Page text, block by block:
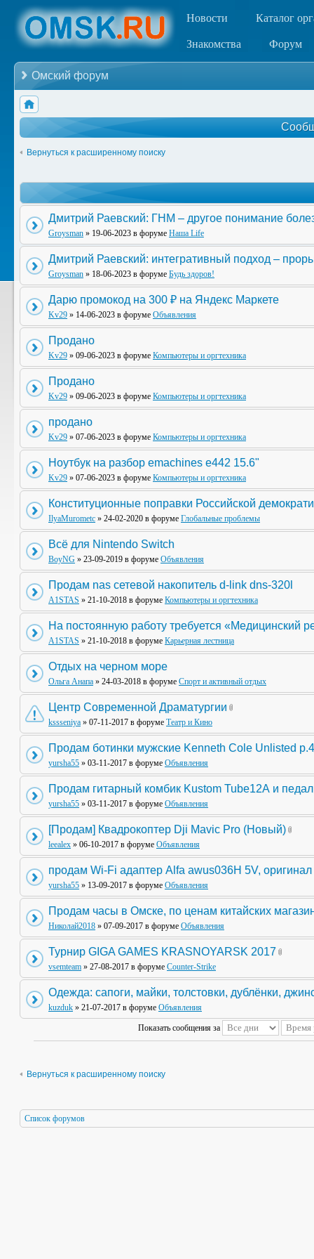
Новости Каталог
Знакомства Форум
Омский форум
Вернуться к расширенному поиску
Дмитрий Раевский: ГНМ – другое понимание
Groysman » 19-06-2023 в форуме Наша Life
Дмитрий Раевский: интегративный подход –
Groysman » 18-06-2023 в форуме Будь здоров!
Дарю промокод на 300 ₽ на Яндекс Маркете
Kv29 » 14-06-2023 в форуме Объявления
Продано
Kv29 » 09-06-2023 в форуме Компьютеры и оргтехника
Продано
Kv29 » 09-06-2023 в форуме Компьютеры и оргтехника
продано
Kv29 » 07-06-2023 в форуме Компьютеры и оргтехника
Ноутбук на разбор emachines e442 15.6"
Kv29 » 07-06-2023 в форуме Компьютеры и оргтехника
Конституционные поправки Российской
IlyaMurometc » 24-02-2020 в форуме Глобальные проблемы
Всё для Nintendo Switch
BoyNG » 23-09-2019 в форуме Объявления
Продам nas сетевой накопитель d-link dns-320l
A1STAS » 21-10-2018 в форуме Компьютеры и оргтехника
На постоянную работу требуется «Медицинский
A1STAS » 21-10-2018 в форуме Карьерная лестница
Отдых на черном море
Ольга Анапа » 24-03-2018 в форуме Спорт и активный отдых
Центр Современной Драматургии
kssseniya » 07-11-2017 в форуме Театр и Кино
Продам ботинки мужские Kenneth Cole Unlisted
yursha55 » 03-11-2017 в форуме Объявления
Продам гитарный комбик Kustom Tube12А и
yursha55 » 03-11-2017 в форуме Объявления
[Продам] Квадрокоптер Dji Mavic Pro (Новый)
leealex » 06-10-2017 в форуме Объявления
продам Wi-Fi адаптер Alfa awus036H 5V, оригинал
yursha55 » 13-09-2017 в форуме Объявления
Продам часы в Омске, по ценам китайских
Николай2018 » 07-09-2017 в форуме Объявления
Турнир GIGA GAMES KRASNOYARSK 2017
vsemteam » 27-08-2017 в форуме Counter-Strike
Одежда: сапоги, майки, толстовки, дублёнки,
kuzduk » 21-07-2017 в форуме Объявления
Показать сообщения за
Вернуться к расширенному поиску
Список форумов